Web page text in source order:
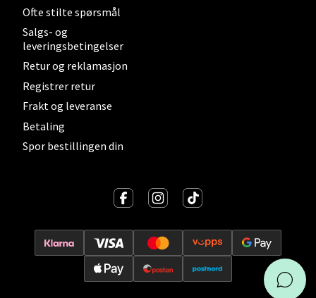
Ofte stilte spørsmål
Salgs- og
leveringsbetingelser
Retur og reklamasjon
Registrer retur
Frakt og leveranse
Betaling
Spor bestillingen din
Oslo - Linderud
Erich Mogensøns vei 38, 0594 Oslo
Jupiterveien 2, 4340 Bryne
Åpent i dag 10-20